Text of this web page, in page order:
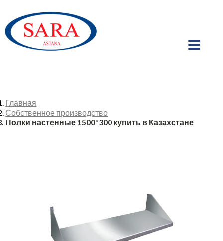
Главная
Собственное производство
Полки настенные 1500*300 купить в Казахстане